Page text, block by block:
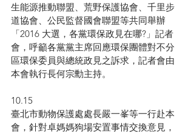
生能源推動聯盟、荒野保護協會、千里步
道協會、公民監督國會聯盟等共同舉辦
「2016 大選，各黨環保政見在哪?」記者
會，呼籲各黨黨主席回應環保團體對不分
區環保委員與總統政見之訴求，記者會由
本會執行長何宗勳主持。
10.15
臺北市動物保護處處長嚴一峯等一行赴本
會，針對卓媽媽狗場安置事情交換意見，